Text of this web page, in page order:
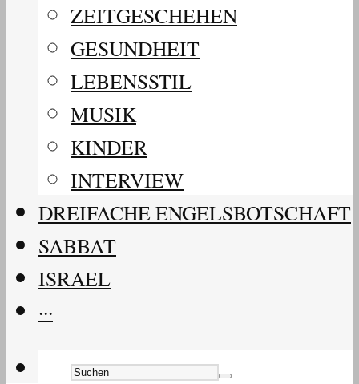
ZEITGESCHEHEN
GESUNDHEIT
LEBENSSTIL
MUSIK
KINDER
INTERVIEW
DREIFACHE ENGELSBOTSCHAFT
SABBAT
ISRAEL
···